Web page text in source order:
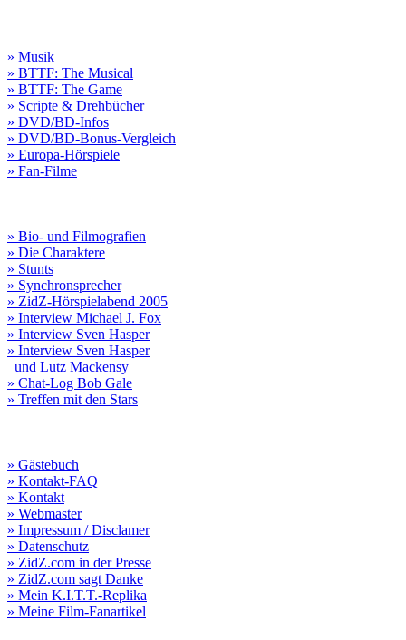
» Musik
» BTTF: The Musical
» BTTF: The Game
» Scripte & Drehbücher
» DVD/BD-Infos
» DVD/BD-Bonus-Vergleich
» Europa-Hörspiele
» Fan-Filme
» Bio- und Filmografien
» Die Charaktere
» Stunts
» Synchronsprecher
» ZidZ-Hörspielabend 2005
» Interview Michael J. Fox
» Interview Sven Hasper
» Interview Sven Hasper
und Lutz Mackensy
» Chat-Log Bob Gale
» Treffen mit den Stars
» Gästebuch
» Kontakt-FAQ
» Kontakt
» Webmaster
» Impressum / Disclamer
» Datenschutz
» ZidZ.com in der Presse
» ZidZ.com sagt Danke
» Mein K.I.T.T.-Replika
» Meine Film-Fanartikel